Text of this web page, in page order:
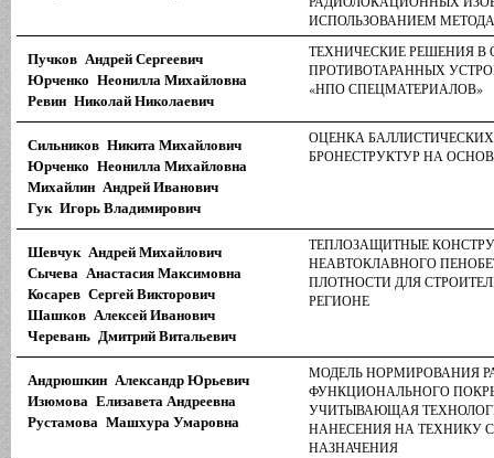
ИСПОЛЬЗОВАНИЕМ
Пучков Андрей Сергеевич
Юрченко Неонилла Михайловна
Ревин Николай Николаевич
ТЕХНИЧЕСКИЕ РЕШЕНИЯ
ПРОТИВОТАРАННЫХ
«НПО СПЕЦМАТЕРИАЛОВ»
Сильников Никита Михайлович
Юрченко Неонилла Михайловна
Михайлин Андрей Иванович
Гук Игорь Владимирович
ОЦЕНКА
БРОНЕСТРУКТУР НА
Шевчук Андрей Михайлович
Сычева Анастасия Максимовна
Косарев Сергей Викторович
Шашков Алексей Иванович
Черевань Дмитрий Витальевич
ТЕПЛОЗАЩИТНЫЕ
НЕАВТОКЛАВНОГО
ПЛОТНОСТИ ДЛЯ
РЕГИОНЕ
Андрюшкин Александр Юрьевич
Изюмова Елизавета Андреевна
Рустамова Машхура Умаровна
МОДЕЛЬ НОРМИРОВАНИЯ
ФУНКЦИОНАЛЬНОГО
УЧИТЫВАЮЩАЯ
НАНЕСЕНИЯ НА ТЕХНИКУ
НАЗНАЧЕНИЯ